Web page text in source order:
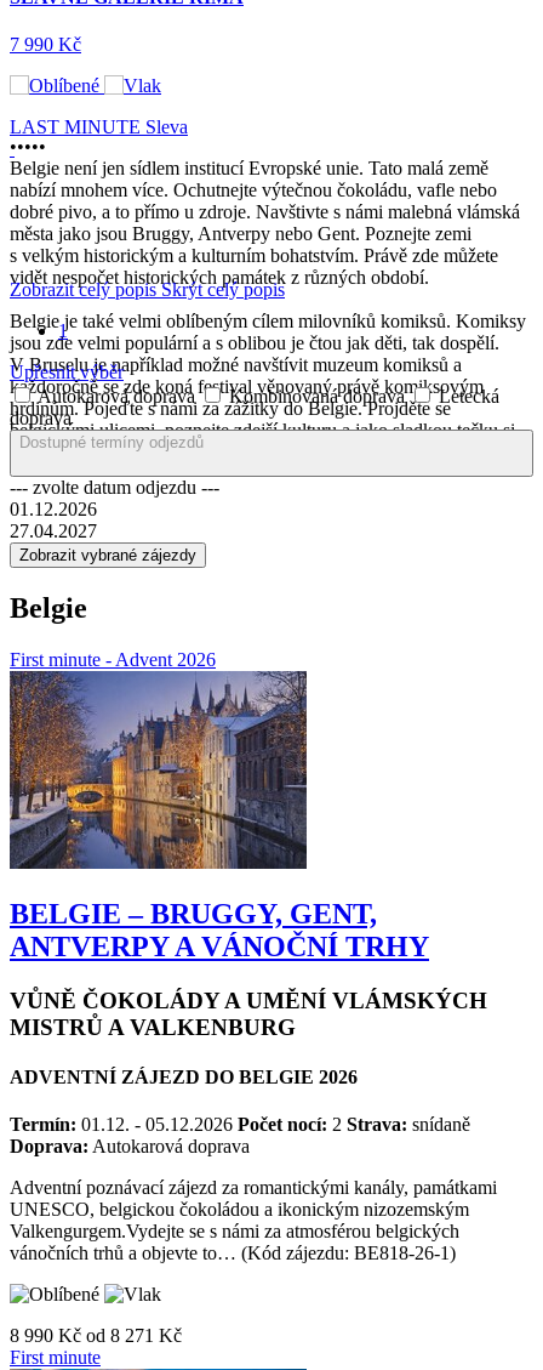
7 990 Kč
LAST MINUTE Sleva
•••••
Belgie není jen sídlem institucí Evropské unie. Tato malá země
nabízí mnohem více. Ochutnejte výtečnou čokoládu, vafle nebo
dobré pivo, a to přímo u zdroje. Navštivte s námi malebná vlámská
města jako jsou Bruggy, Antverpy nebo Gent. Poznejte zemi
s velkým historickým a kulturním bohatstvím. Právě zde můžete
vidět nespočet historických památek z různých období.
Belgie je také velmi oblíbeným cílem milovníků komiksů. Komiksy
jsou zde velmi populární a s oblibou je čtou jak děti, tak dospělí.
V Bruselu je například možné navštívit muzeum komiksů a
každoročně se zde koná festival věnovaný právě komiksovým
hrdinům. Pojeďte s námi za zážitky do Belgie. Projděte se
belgickými ulicemi, poznejte zdejší kulturu a jako sladkou tečku si
dopřejte světově proslulé belgické pralinky!
Zobrazit celý popis Skrýt celý popis
1
Upřesnit výběr
Autokarová doprava
Kombinovaná doprava
Letecká
doprava
Dostupné termíny odjezdů
--- zvolte datum odjezdu ---
01.12.2026
27.04.2027
Belgie
First minute - Advent 2026
BELGIE – BRUGGY, GENT,
ANTVERPY A VÁNOČNÍ TRHY
VŮNĚ ČOKOLÁDY A UMĚNÍ VLÁMSKÝCH
MISTRŮ A VALKENBURG
ADVENTNÍ ZÁJEZD DO BELGIE 2026
Termín: 01.12. - 05.12.2026 Počet nocí: 2 Strava: snídaně
Doprava: Autokarová doprava
Adventní poznávací zájezd za romantickými kanály, památkami
UNESCO, belgickou čokoládou a ikonickým nizozemským
Valkengurgem.Vydejte se s námi za atmosférou belgických
vánočních trhů a objevte to… (Kód zájezdu: BE818-26-1)
8 990 Kč od 8 271 Kč
First minute